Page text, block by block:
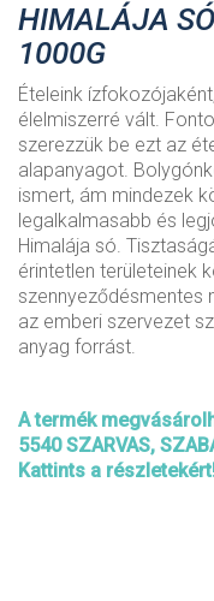
HIMALÁJA
1000G
Ételeink
élelmiszerré vált.
szerezzük be ezt az
alapanyagot.
ismert, ám mindezek
legalkalmasabb és
Himalája só.
érintetlen területeinek
szennyeződésmentes
az emberi szervezet
anyag forrást.
A termék
5540 SZARVAS,
Kattints a